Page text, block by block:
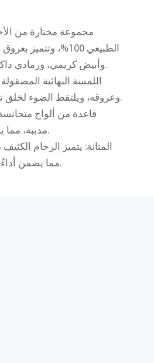
مجموعة مختارة من
الطبيعي 100%،
وأبيض كريمي، ورمادي داكن - كل قطعة هي عمل فني طبيعي فريد من نوعه.
اللمسة النهائية
وعروقه، ويلتقط الضوء لخلق تأثير بصري فاخر مع مقاومة بصمات الأصابع والبقع.
قاعدة من ألواح
مدببة، مما يضمن سلامة هيكلية سلسة وشكلاً هندسياً متماسكاً.
المتانة: يتميز الرخام
مما يضمن أداءً طويل الأمد ولمسة نهائية تتحسن مع مرور الوقت.